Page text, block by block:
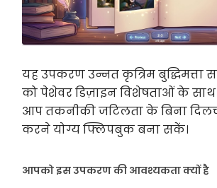
यह उपकरण उन्नत कृत्रिम बुद्धिमत्ता
को पेशेवर डिज़ाइन विशेषताओं के साथ
आप तकनीकी जटिलता के बिना
करने योग्य फ्लिपबुक बना सकें।
आपको इस उपकरण की आवश्यकता क्यों है